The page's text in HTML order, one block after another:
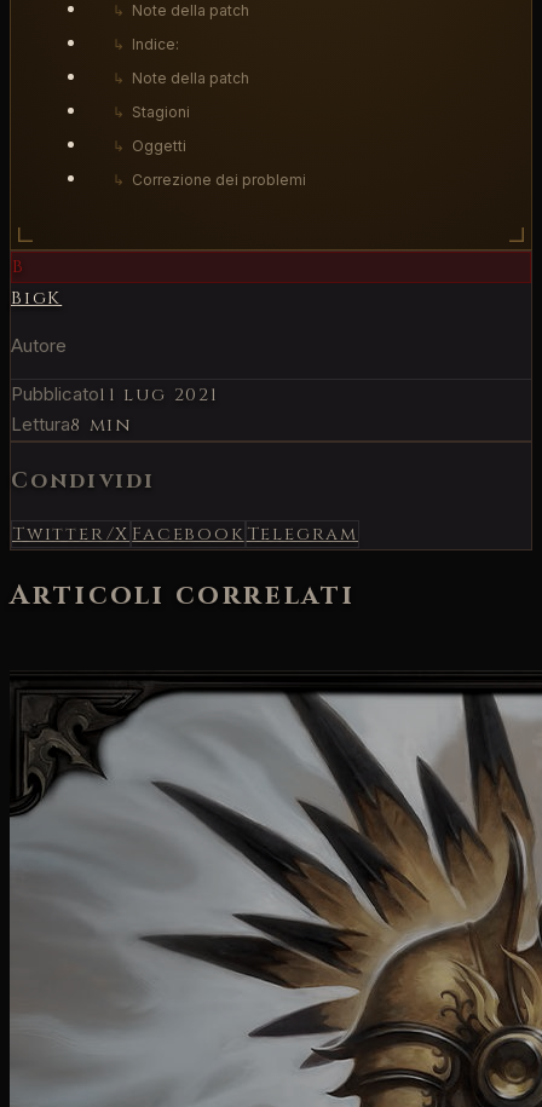
↳ Note della patch
↳ Indice:
↳ Note della patch
↳ Stagioni
↳ Oggetti
↳ Correzione dei problemi
B
BigK
Autore
Pubblicato11 lug 2021
Lettura8 min
Condividi
Twitter/XFacebookTelegram
Articoli correlati